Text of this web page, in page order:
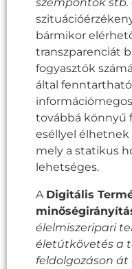
bármikor
transzparenciát
fogyasztók
által
továbbá könnyű
eséllyel élhetnek
mely a statikus
lehetséges.
A Digitális
élelmiszeripari
életútkövetés a
feldolgozáson át